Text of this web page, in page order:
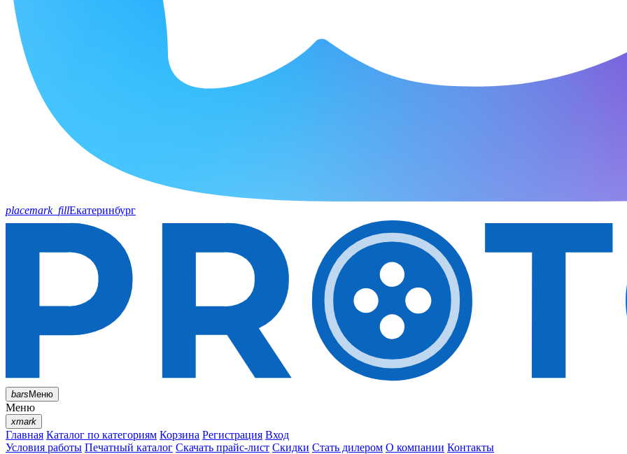
placemark_fillЕкатеринбург
barsМеню
Меню
xmark
Главная Каталог по категориям Корзина Регистрация Вход
Условия работы Печатный каталог Скачать прайс-лист Скидки Стать дилером О компании Контакты